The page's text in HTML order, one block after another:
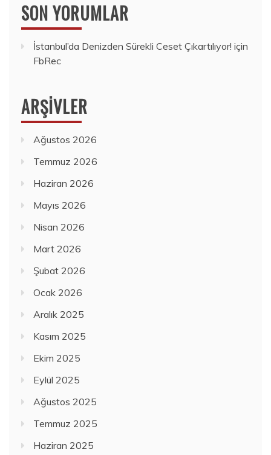
SON YORUMLAR
İstanbul’da Denizden Sürekli Ceset Çıkartılıyor! için
FbRec
ARŞIVLER
Ağustos 2026
Temmuz 2026
Haziran 2026
Mayıs 2026
Nisan 2026
Mart 2026
Şubat 2026
Ocak 2026
Aralık 2025
Kasım 2025
Ekim 2025
Eylül 2025
Ağustos 2025
Temmuz 2025
Haziran 2025